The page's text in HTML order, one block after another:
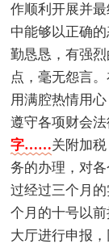
作顺利开展并
中能够以正确
勤恳恳，有强
点，毫无怨言
用满腔热情用
遵守各项财会
字……关附加
务的办理，对
过经过三个月
个月的十号以
大厅进行申报